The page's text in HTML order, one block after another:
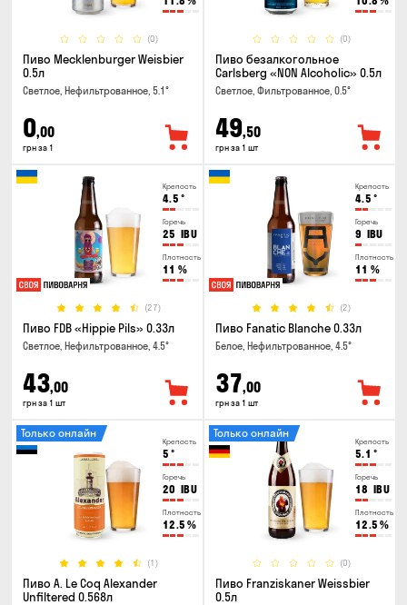
(0)
Пиво Mecklenburger Weisbier
0.5л
Светлое, Нефильтрованное, 5.1°
0,00
грн за 1
(0)
Пиво безалкогольное
Carlsberg «NON Alcoholic» 0.5л
Светлое, Фильтрованное, 0.5°
49,50
грн за 1 шт
Крепость
4.5 °
Горечь
25 IBU
Плотность
11 %
(27)
Пиво FDB «Hippie Pils» 0.33л
Светлое, Нефильтрованное, 4.5°
43,00
грн за 1 шт
Крепость
4.5 °
Горечь
9 IBU
Плотность
11 %
(2)
Пиво Fanatic Blanche 0.33л
Белое, Нефильтрованное, 4.5°
37,00
грн за 1 шт
Крепость
5 °
Горечь
20 IBU
Плотность
12.5 %
(1)
Только онлайн
Пиво A. Le Coq Alexander
Unfiltered 0.568л
Крепость
5.1 °
Горечь
18 IBU
Плотность
12.5 %
(0)
Только онлайн
Пиво Franziskaner Weissbier
0.5л